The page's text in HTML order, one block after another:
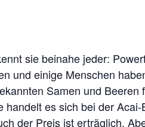
sie beinahe jeder:
und einige Menschen
Samen und
es sich bei der
der Preis ist erträglich.